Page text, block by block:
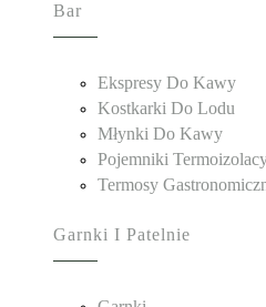
Bar
Ekspresy Do Kawy
Kostkarki Do Lodu
Młynki Do Kawy
Pojemniki
Termosy
Garnki I Patelnie